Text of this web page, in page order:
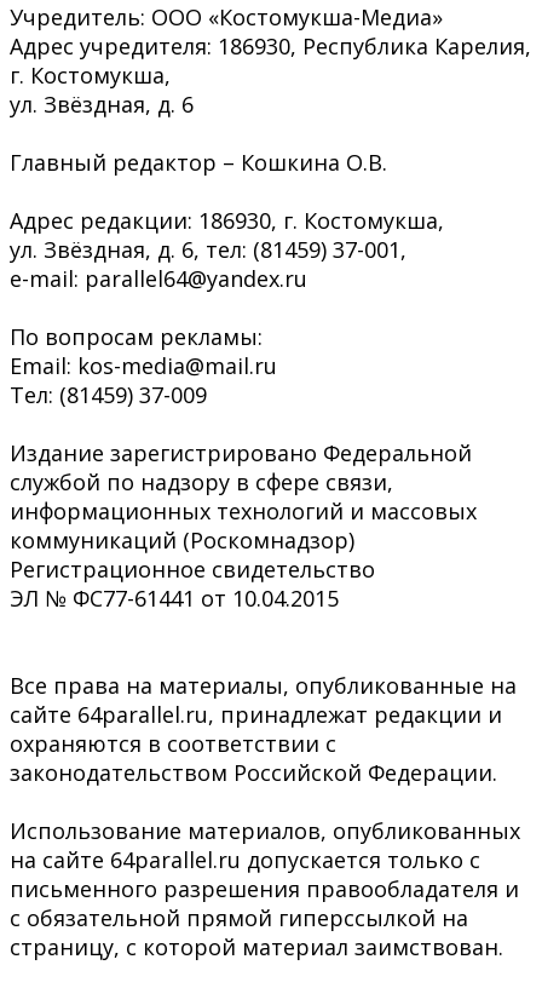
Учредитель: ООО «Костомукша-Медиа»
Адрес учредителя: 186930, Республика Карелия,
г. Костомукша,
ул. Звёздная, д. 6
Главный редактор – Кошкина О.В.
Адрес редакции: 186930, г. Костомукша,
ул. Звёздная, д. 6, тел: (81459) 37-001,
e-mail: parallel64@yandex.ru
По вопросам рекламы:
Email: kos-media@mail.ru
Тел: (81459) 37-009
Издание зарегистрировано Федеральной
службой по надзору в сфере связи,
информационных технологий и массовых
коммуникаций (Роскомнадзор)
Регистрационное свидетельство
ЭЛ № ФС77-61441 от 10.04.2015
Все права на материалы, опубликованные на
сайте 64parallel.ru, принадлежат редакции и
охраняются в соответствии с
законодательством Российской Федерации.
Использование материалов, опубликованных
на сайте 64parallel.ru допускается только с
письменного разрешения правообладателя и
с обязательной прямой гиперссылкой на
страницу, с которой материал заимствован.